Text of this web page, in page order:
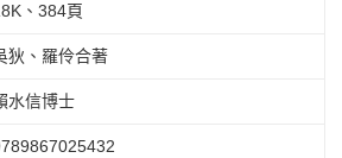
、384頁
狄、羅伶合著
水信博士